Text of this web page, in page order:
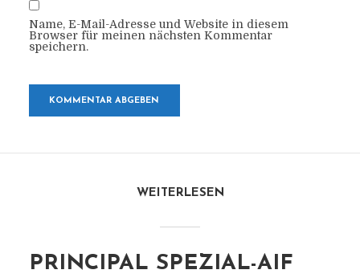
Name, E-Mail-Adresse und Website in diesem
Browser für meinen nächsten Kommentar
speichern.
WEITERLESEN
PRINCIPAL SPEZIAL-AIF